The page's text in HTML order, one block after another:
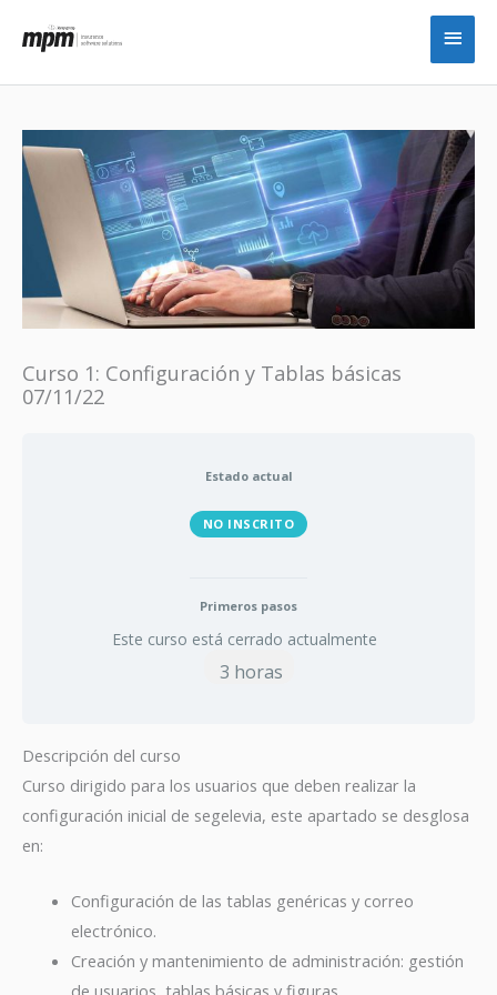
Curso 1: Configuración y Tablas básicas
07/11/22
Estado actual
NO INSCRITO
Primeros pasos
Este curso está cerrado actualmente
3 horas
Descripción del curso
Curso dirigido para los usuarios que deben realizar la
configuración inicial de segelevia, este apartado se desglosa
en:
Configuración de las tablas genéricas y correo
electrónico.
Creación y mantenimiento de administración: gestión